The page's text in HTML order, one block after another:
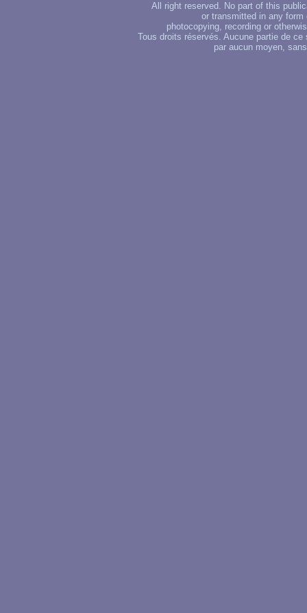
All right reserved. No part of this
or transmitted in any
photocopying, recording or
Tous droits réservés. Aucune partie de
par aucun moyen,